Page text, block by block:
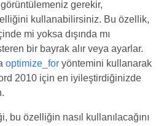
gerekir,
kullanabilirsiniz. Bu özellik,
mi yoksa dışında mı
bir bayrak alır veya ayarlar.
optimize_foryöntemini kullanarak
2010 için en iyileştirdiğinizde
bu özelliğin nasıl kullanılacağını